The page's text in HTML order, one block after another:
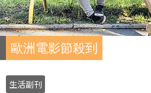
歐洲電影節殺到
生活副刊